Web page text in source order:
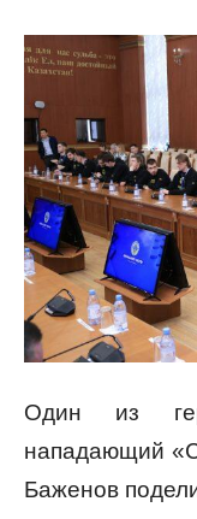
Один из
нападающий
Баженов